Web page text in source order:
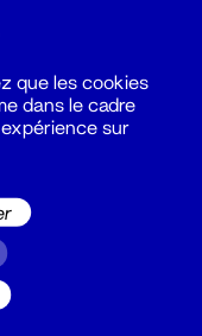
que les cookies
dans le cadre
sur